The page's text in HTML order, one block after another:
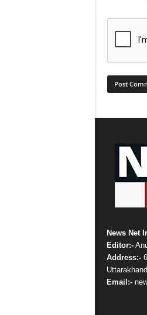
News Net
Editor:-
Address:-
Email:-